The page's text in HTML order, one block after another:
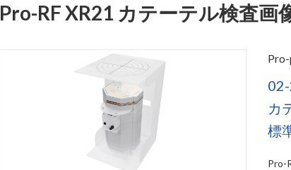
Pro-RF XR21 カテーテル検査画
カ
標
Pro-